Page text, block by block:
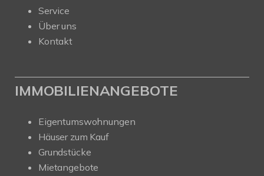
Service
Über uns
Kontakt
IMMOBILIENANGEBOTE
Eigentumswohnungen
Häuser zum Kauf
Grundstücke
Mietangebote